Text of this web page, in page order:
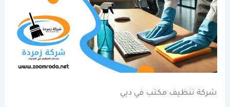
شركة تنظيف مكتب في دبي